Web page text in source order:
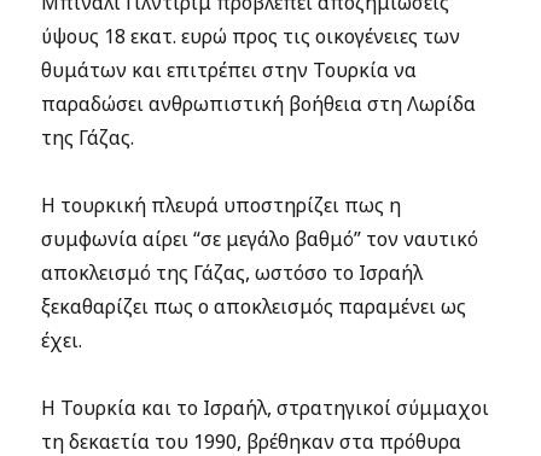
ύψους 18 εκατ. ευρώ προς τις οικογένειες των
θυμάτων και επιτρέπει στην Τουρκία να
παραδώσει ανθρωπιστική βοήθεια στη Λωρίδα
της Γάζας.
Η τουρκική πλευρά υποστηρίζει πως η
συμφωνία αίρει “σε μεγάλο βαθμό” τον ναυτικό
αποκλεισμό της Γάζας, ωστόσο το Ισραήλ
ξεκαθαρίζει πως ο αποκλεισμός παραμένει ως
έχει.
Η Τουρκία και το Ισραήλ, στρατηγικοί σύμμαχοι
τη δεκαετία του 1990, βρέθηκαν στα πρόθυρα